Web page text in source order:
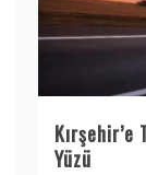
Kırşehir’e
Yüzü